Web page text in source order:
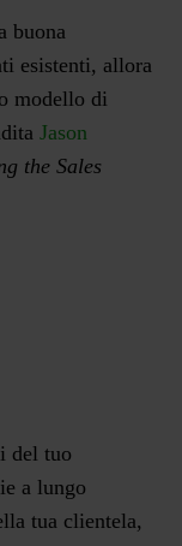
buona
esistenti, allora
modello di
Jason
the Sales
del tuo
a lungo
tua clientela,